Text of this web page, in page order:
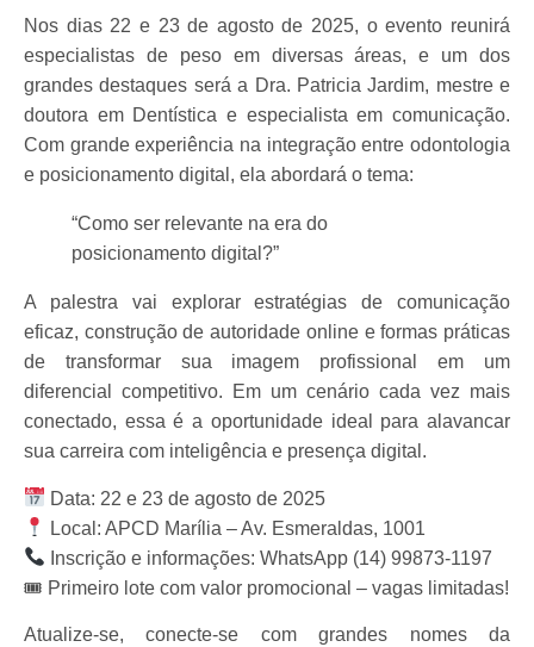
Nos dias 22 e 23 de agosto de 2025, o evento reunirá
especialistas de peso em diversas áreas, e um dos
grandes destaques será a Dra. Patricia Jardim, mestre e
doutora em Dentística e especialista em comunicação.
Com grande experiência na integração entre odontologia
e posicionamento digital, ela abordará o tema:
“Como ser relevante na era do
posicionamento digital?”
A palestra vai explorar estratégias de comunicação
eficaz, construção de autoridade onlinee formas práticas
de transformar sua imagem profissional em um
diferencial competitivo. Em um cenário cada vez mais
conectado, essa é a oportunidade ideal para alavancar
sua carreira com inteligência e presença digital .
Data: 22 e 23 de agosto de 2025
Local : APCD Marília – Av. Esmeraldas, 1001
Inscrição e informações: WhatsApp (14) 99873-1197
🎟 Primeiro lote com valor promocional – vagas limitadas!
Atualize-se, conecte-se com grandes nomes da